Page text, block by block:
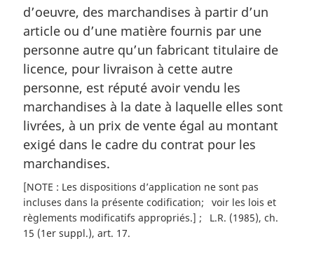
a
g
i
n
a
l
e
:
d’oeuvre, des marchandises à partir d’un
article ou d’une matière fournis par une
personne autre qu’un fabricant titulaire de
licence, pour livraison à cette autre
personne, est réputé avoir vendu les
marchandises à la date à laquelle elles sont
livrées, à un prix de vente égal au montant
exigé dans le cadre du contrat pour les
marchandises.
[NOTE : Les dispositions d’application ne sont pas
incluses dans la présente codification
voir les lois et
règlements modificatifs appropriés.]
L.R. (1985), ch.
15 (1er suppl.), art. 17